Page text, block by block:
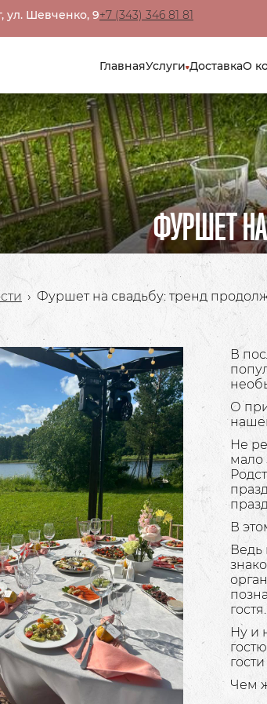
ул. Шевченко, 9+7 (343) 346 81 81
ГлавнаяУслуги ДоставкаО
ФУРШЕТ
› Фуршет на свадьбу: тренд
В
О
Не
мало
В
Ведь
гостя.
Ну и
Чем